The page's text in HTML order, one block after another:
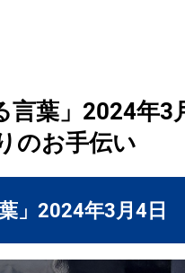
葉」2024年3
のお手伝い
」2024年3月4日